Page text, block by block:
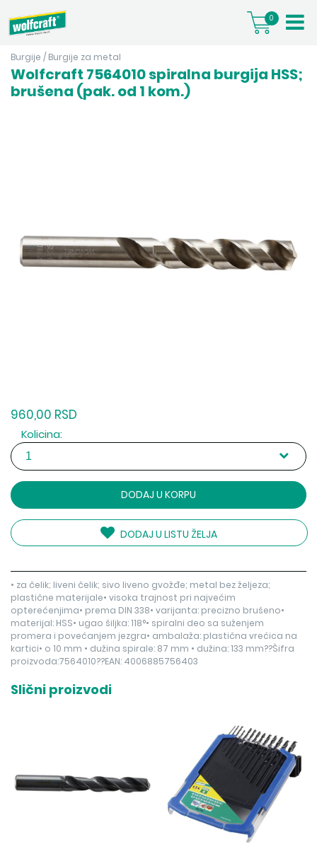
0
Burgije / Burgije za metal
Wolfcraft 7564010 spiralna burgija HSS;
brušena (pak. od 1 kom.)
960,00 RSD
Kolicina:
DODAJ U KORPU
DODAJ U LISTU ŽELJA
• za čelik; liveni čelik; sivo liveno gvožđe; metal bez željeza;
plastične materijale• visoka trajnost pri najvećim
opterećenjima• prema DIN 338• varijanta: precizno brušeno•
materijal: HSS• ugao šiljka: 118°• spiralni deo sa suženjem
promera i povećanjem jezgra• ambalaža: plastična vrećica na
kartici• o 10 mm • dužina spirale: 87 mm • dužina: 133 mm??Šifra
proizvoda:7564010??EAN: 4006885756403
Slični proizvodi